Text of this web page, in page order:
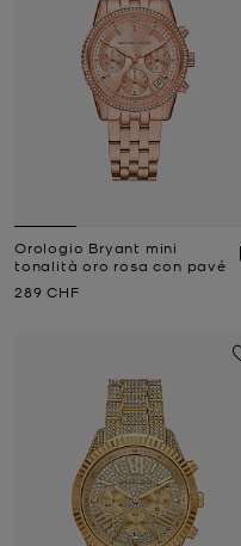
Orologio Bryant mini
tonalità oro rosa con pavé
Prezzo attuale
289 CHF